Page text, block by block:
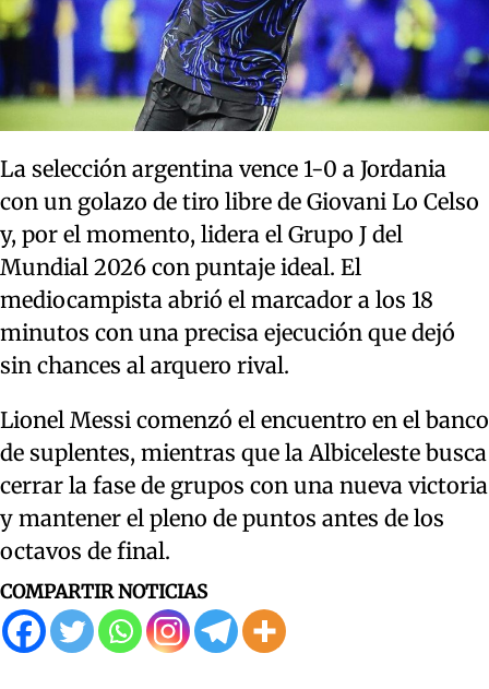
La selección argentina vence 1-0 a Jordania
con un golazo de tiro libre de Giovani Lo Celso
y, por el momento, lidera el Grupo J del
Mundial 2026 con puntaje ideal. El
mediocampista abrió el marcador a los 18
minutos con una precisa ejecución que dejó
sin chances al arquero rival.
Lionel Messi comenzó el encuentro en el banco
de suplentes, mientras que la Albiceleste busca
cerrar la fase de grupos con una nueva victoria
y mantener el pleno de puntos antes de los
octavos de final.
COMPARTIR NOTICIAS